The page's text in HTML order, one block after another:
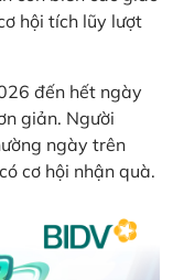
hội tích lũy lượt
đến hết ngày
giản. Người
ngày trên
cơ hội nhận quà.